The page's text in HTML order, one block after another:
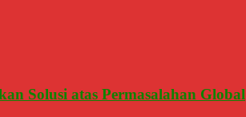
Solusi atas Permasalahan Global